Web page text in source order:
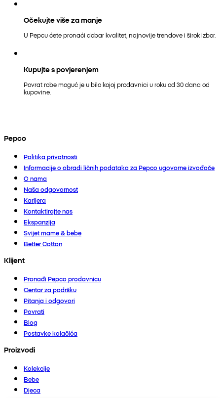
Očekujte više za manje
U Pepcu ćete pronaći dobar kvalitet, najnovije trendove i širok izbor.
Kupujte s povjerenjem
Povrat robe moguć je u bilo kojoj prodavnici u roku od 30 dana od
kupovine.
Pepco
Politika privatnosti
Informacije o obradi ličnih podataka za Pepco ugovorne izvođače
O nama
Naša odgovornost
Karijera
Kontaktirajte nas
Ekspanzija
Svijet mame & bebe
Better Cotton
Klijent
Pronađi Pepco prodavnicu
Centar za podršku
Pitanja i odgovori
Povrati
Blog
Postavke kolačića
Proizvodi
Kolekcije
Bebe
Djeca